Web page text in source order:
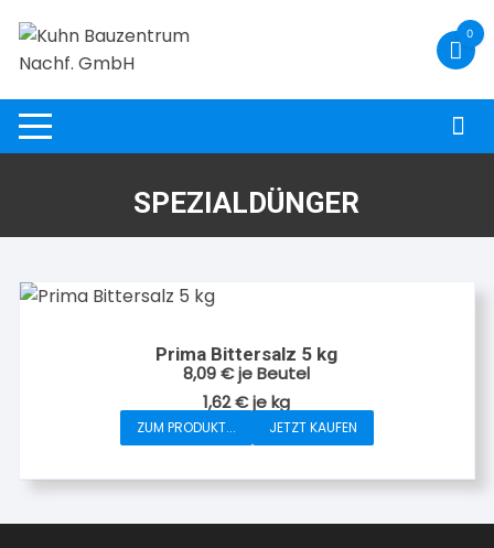
Inhalt
springen
0
SPEZIALDÜNGER
Prima Bittersalz 5 kg
8,09€je Beutel
1,62€jekg
ZUM PRODUKT... JETZT KAUFEN